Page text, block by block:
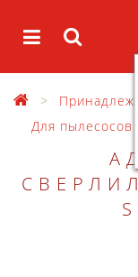
Для пылесосов